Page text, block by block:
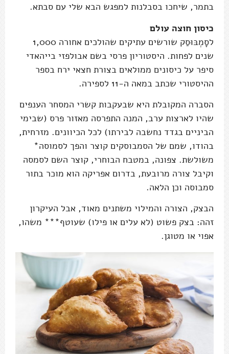
בתמר, שיחכו בסבלנות למפגש הבא שלי עם סבתא.
כיסון חוצה עולם
לסָמְבּוּסַק שורשים עתיקים שהולכים אחורה 1,000
שנים לפחות. היסטוריון פרסי בשם אבולפזי בייהאדי
סיפר על כיסונים ממולאים בצורת חצאי ירח בספר
ההיסטורי שכתב במאה ה-11 לספירה.
הסברה המקובלת היא שבעקבות קשרי המסחר הענפים
שהיו לארצות ערב, המנה התפרסה מאזור פרס (שבימי
הביניים בגדד נחשבה לבירתו) לכל הכיוונים. מזרחית,
בהודו, שמם של הסמבוסקים קוצר והפך לסמוסה*
משולשת. צפונה, במטבח הבוחרי, קוצר השם לסמסה
וקיבל צורה מרובעת, בדרום אפריקה הוא מוכר בתור
סמבוסה וכן הלאה.
הבצק, הצורה והמילוי משתנים מאוד, אבל העיקרון
זהה: בצק פשוט (לא עלים או פילו) שעוטף*** משהו,
אפוי או מטוגן.